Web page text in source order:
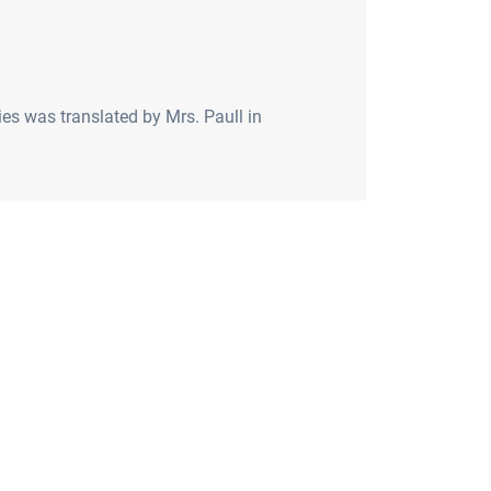
was translated by Mrs. Paull in